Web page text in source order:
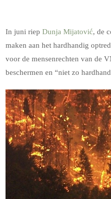
In juni riep Dunja Mijatović, de
maken aan het hardhandig
voor de mensenrechten van de
beschermen en “niet zo